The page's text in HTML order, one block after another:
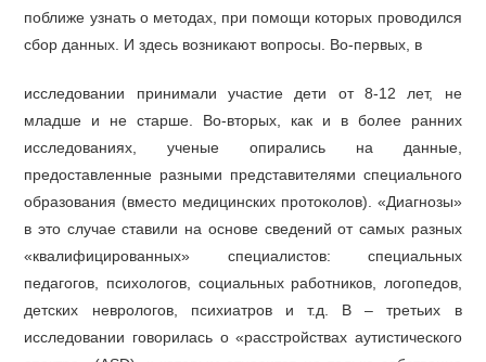
поближе узнать о методах, при помощи которых проводился
сбор данных. И здесь возникают вопросы. Во-первых, в
исследовании принимали участие дети от 8-12 лет, не
младше и не старше. Во-вторых, как и в более ранних
исследованиях, ученые опирались на данные,
предоставленные разными представителями специального
образования (вместо медицинских протоколов). «Диагнозы»
в это случае ставили на основе сведений от самых разных
«квалифицированных» специалистов: специальных
педагогов, психологов, социальных работников, логопедов,
детских неврологов, психиатров и т.д. В – третьих в
исследовании говорилась о «расстройствах аутистического